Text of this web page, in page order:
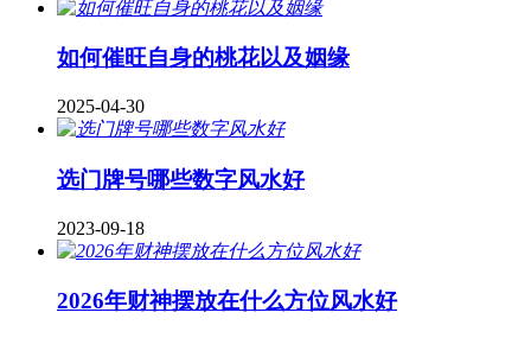
如何催旺自身的桃花以及姻缘
2025-04-30
​选门牌号哪些数字风水好
2023-09-18
2026年财神摆放在什么方位风水好